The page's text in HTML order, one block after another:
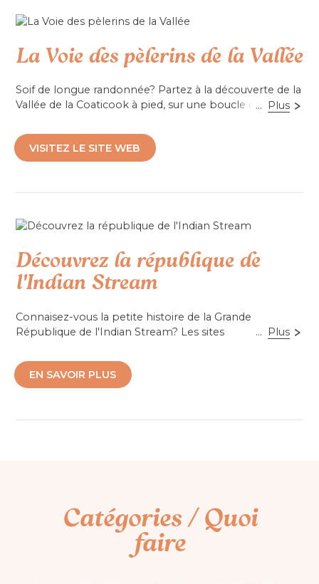
premiers occupants venus de la Nouvelle-Angleterre,
de l’Angleterre, du Pays de Galles, d’Écosse et d’Irlande.
Accessibilité mobilité réduite : Partiel
La Voie des pèlerins de la Vallée
Soif de longue randonnée? Partez à la découverte de la
Vallée de la Coaticook à pied, sur une boucle de 209
travers nos douze municipalités qui vous réservent
chacun un peu de leur cachet unique. À vos lacets!
... Plus
VISITEZ LE SITE WEB
Découvrez la république de
l'Indian Stream
Connaisez-vous la petite histoire de la Grande
République de l'Indian Stream? Les sites
du côté canadien et neuf (9) du côté américain, nous
transportent en 1832. À cette époque, un flou législatif
entourait la délimitation de la frontière, ce qui poussa
indépendante du Canada et des États-Unis; la
... Plus
EN SAVOIR PLUS
Catégories / Quoi
faire